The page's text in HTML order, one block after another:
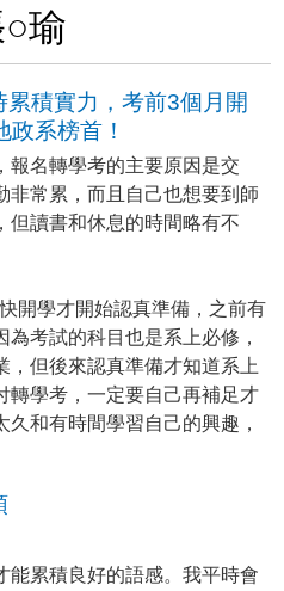
瑜
積實力，考前3個月開
系榜首！
報名轉學考的主要原因是交
非常累，而且自己也想要到師
但讀書和休息的時間略有不
開學才開始認真準備，之前有
考試的科目也是系上必修，
，但後來認真準備才知道系上
轉學考，一定要自己再補足才
和有時間學習自己的興趣，
能累積良好的語感。我平時會